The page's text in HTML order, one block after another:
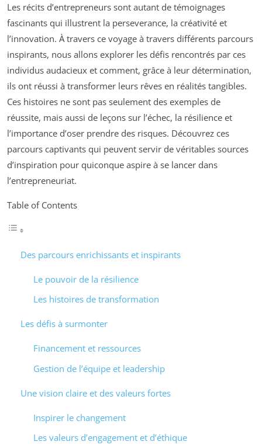
Les récits d’entrepreneurs sont autant de témoignages
fascinants qui illustrent la perseverance, la créativité et
l’innovation. À travers ce voyage à travers différents parcours
inspirants, nous allons explorer les défis rencontrés par ces
individus audacieux et comment, grâce à leur détermination,
ils ont réussi à transformer leurs rêves en réalités tangibles.
Ces histoires ne sont pas seulement des exemples de
réussite, mais aussi de leçons sur l’échec, la résilience et
l’importance d’oser prendre des risques. Découvrez ces
parcours captivants qui peuvent servir de véritables sources
d’inspiration pour quiconque aspire à se lancer dans
l’entrepreneuriat.
Table of Contents
Des parcours enrichissants et inspirants
Le pouvoir de la résilience
Les histoires de transformation
Les défis à surmonter
Financement et ressources
Gestion de l’équipe et leadership
Une vision claire et des valeurs fortes
Inspirer le changement
Les valeurs d’engagement et d’éthique